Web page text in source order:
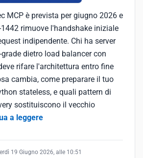
MCP è prevista per giugno 2026 e
rimuove l'handshake iniziale
indipendente. Chi ha server
dietro load balancer con
rifare l'architettura entro fine
cambia, come preparare il tuo
stateless, e quali pattern di
sostituiscono il vecchio
a leggere
19 Giugno 2026, alle 10:51